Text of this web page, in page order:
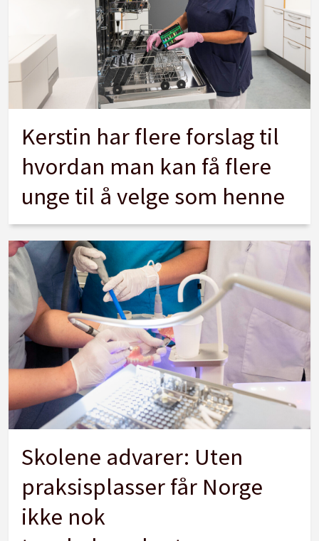
Kerstin har flere forslag til
hvordan man kan få flere
unge til å velge som henne
Skolene advarer: Uten
praksisplasser får Norge
ikke nok